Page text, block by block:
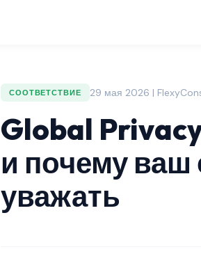
СООТВЕТСТВИЕ 29 мая 2026 |
Global
и почему ваш
уважать